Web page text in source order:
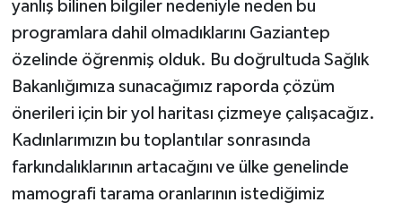
yanlış bilinen bilgiler nedeniyle neden bu
programlara dahil olmadıklarını Gaziantep
özelinde öğrenmiş olduk. Bu doğrultuda Sağlık
Bakanlığımıza sunacağımız raporda çözüm
önerileri için bir yol haritası çizmeye çalışacağız.
Kadınlarımızın bu toplantılar sonrasında
farkındalıklarının artacağını ve ülke genelinde
mamografi tarama oranlarının istediğimiz